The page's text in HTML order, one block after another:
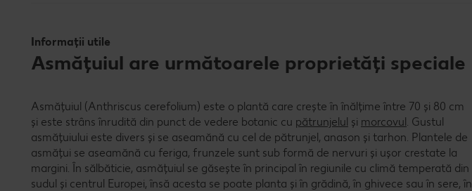
Informații utile
Asmățuiul are următoarele proprietăți speciale
Asmățuiul (Anthriscus cerefolium) este o plantă care crește în înălțime între 70 și 80 cm
și este strâns înrudită din punct de vedere botanic cu pătrunjelul și morcovul. Gustul
asmățuiului este divers și se aseamănă cu cel de pătrunjel, anason și tarhon. Plantele de
asmățui se aseamănă cu feriga, frunzele sunt sub formă de nervuri și ușor crestate la
margini. În sălbăticie, asmățuiul se găsește în principal în regiunile cu climă temperată din
sudul și centrul Europei, însă acesta se poate planta și în grădină, în ghivece sau în sere, în